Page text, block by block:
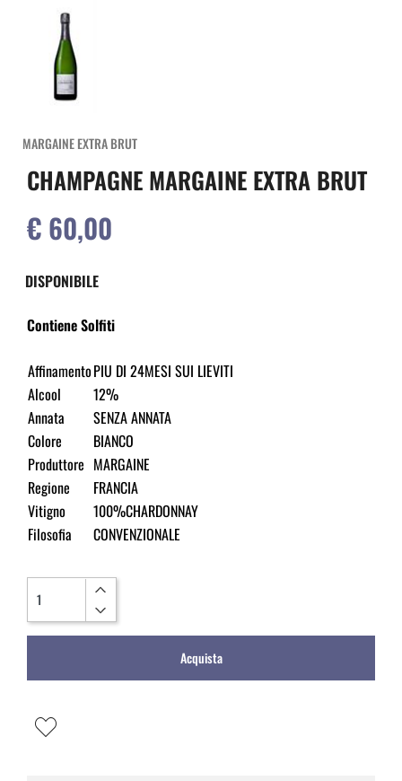
MARGAINE EXTRA BRUT
CHAMPAGNE MARGAINE EXTRA BRUT
€ 60,00
DISPONIBILE
Contiene Solfiti
AffinamentoPIU DI 24MESI SUI LIEVITI
Alcool
12%
Annata
SENZA ANNATA
Colore
BIANCO
Produttore MARGAINE
Regione
FRANCIA
Vitigno
100%CHARDONNAY
Filosofia
CONVENZIONALE
Acquista